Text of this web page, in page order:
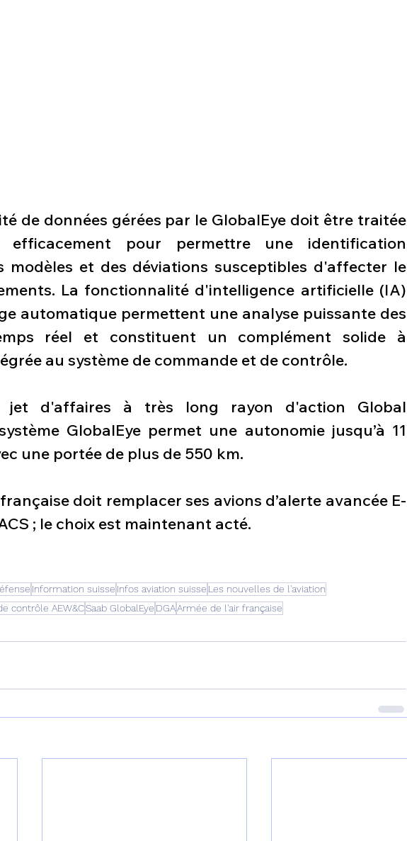
de données gérées par le GlobalEye doit être traitée
efficacement pour permettre une identification
modèles et des déviations susceptibles d'affecter le
La fonctionnalité d'intelligence artificielle (IA)
automatique permettent une analyse puissante des
réel et constituent un complément solide à
au système de commande et de contrôle.
jet d'affaires à très long rayon d'action Global
GlobalEye permet une autonomie jusqu’à 11
une portée de plus de 550 km.
française doit remplacer ses avions d’alerte avancée E-
; le choix est maintenant acté.
Information suisse Infos aviation suisse Les nouvelles de l'aviation
contrôle AEW&CSaab GlobalEye DGAArmée de l'air française